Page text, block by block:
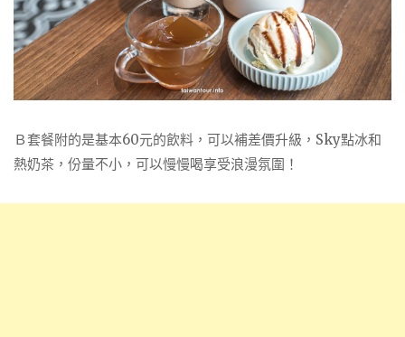
Ｂ套餐附的是基本60元的飲料，可以補差價升級，Sky點冰和
熱奶茶，份量不小，可以慢慢喝享受浪漫氛圍！